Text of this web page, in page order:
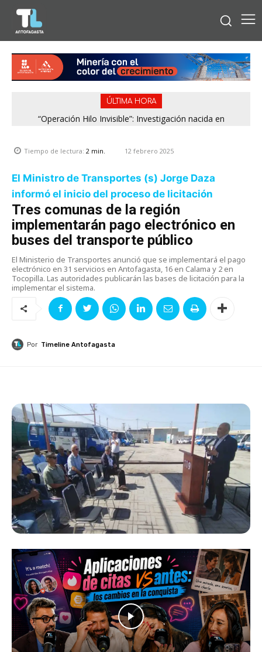
ÚLTIMA HORA
“Operación Hilo Invisible”: Investigación nacida en
Tiempo de lectura: 2 min. 12 febrero 2025
El Ministro de Transportes (s) Jorge Daza
informó el inicio del proceso de licitación
Tres comunas de la región
implementarán pago electrónico en
buses del transporte público
El Ministerio de Transportes anunció que se implementará el pago
electrónico en 31 servicios en Antofagasta, 16 en Calama y 2 en
Tocopilla. Las autoridades publicarán las bases de licitación para la
implementar el sistema.
Por Timeline Antofagasta